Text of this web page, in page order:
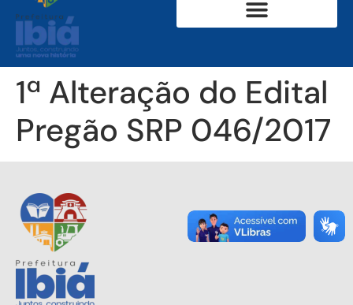
1ª Alteração do Edital
Pregão SRP 046/2017